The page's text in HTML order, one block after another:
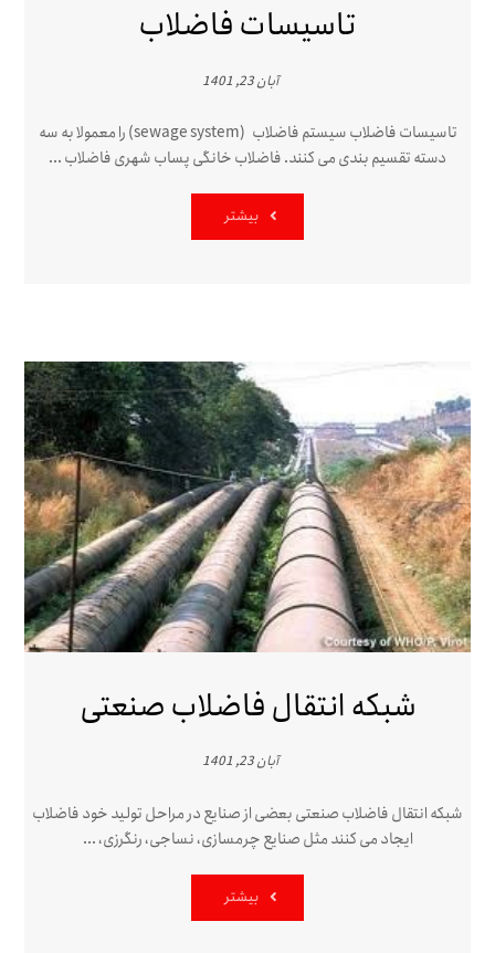
تاسیسات فاضلاب
آبان 23, 1401
تاسیسات فاضلاب سیستم فاضلاب (sewage system) را معمولا به سه
دسته تقسیم بندی می کنند. فاضلاب خانگی پساب شهری فاضلاب ...
بیشتر
شبکه انتقال فاضلاب صنعتی
آبان 23, 1401
شبکه انتقال فاضلاب صنعتی بعضی از صنایع در مراحل تولید خود فاضلاب
ایجاد می کنند مثل صنایع چرمسازی، نساجی، رنگرزی، ...
بیشتر